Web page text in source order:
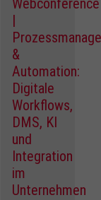
Webconference
|
&
Automation:
Digitale
Workflows,
DMS, KI
und
Integration
im
Unternehmen